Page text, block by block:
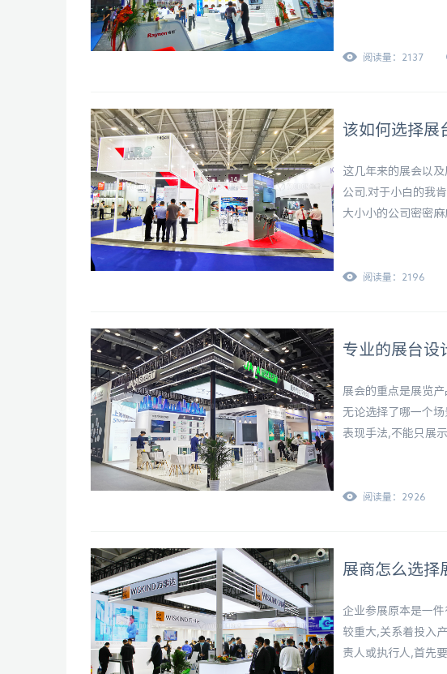
阅读量：2137
该如何选择展
这几年来的展会以
公司.对于小白的我
大小小的公司密密
阅读量：2196
专业的展台设
展会的重点是展览
无论选择了哪一个
表现手法,不能只展
和我一起看看.
阅读量：2926
展商怎么选择
企业参展原本是一
较重大,关系着投入
责人或执行人,首先